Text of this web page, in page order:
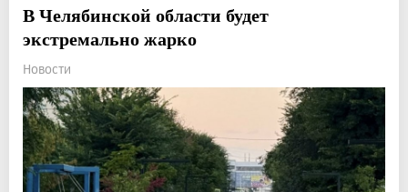
В Челябинской области будет
экстремально жарко
Новости